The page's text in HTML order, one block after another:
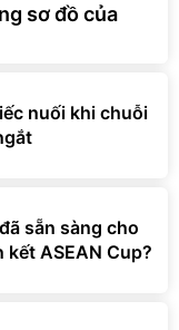
sơ đồ của
nuối khi chuỗi
sẵn sàng cho
ASEAN Cup?